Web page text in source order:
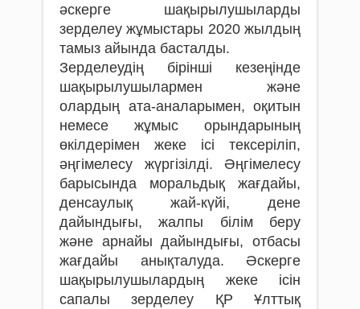
әскерге шақырылушыларды
зерделеу жұмыстары 2020 жылдың
тамыз айында басталды.
Зерделеудің бірінші кезеңінде
шақырылушылармен және
олардың ата-аналарымен, оқитын
немесе жұмыс орындарының
өкілдерімен жеке ісі тексеріліп,
әңгімелесу жүргізілді. Әңгімелесу
барысында моральдық жағдайы,
денсаулық жай-күйі, дене
дайындығы, жалпы білім беру
және арнайы дайындығы, отбасы
жағдайы анықталуда. Әскерге
шақырылушылардың жеке ісін
сапалы зерделеу ҚР Ұлттық